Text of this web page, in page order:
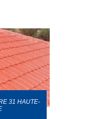
31 HAUTE-